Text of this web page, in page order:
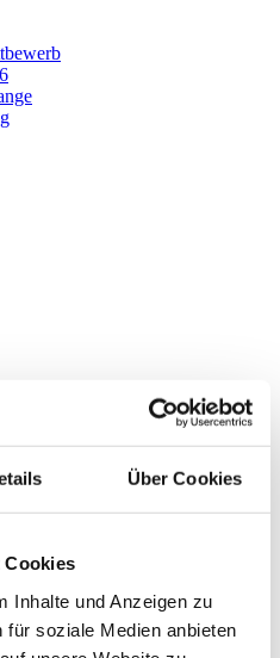
Über Cookies
Cookies
Inhalte und Anzeigen zu
soziale Medien anbieten
zur Verfügung steht,